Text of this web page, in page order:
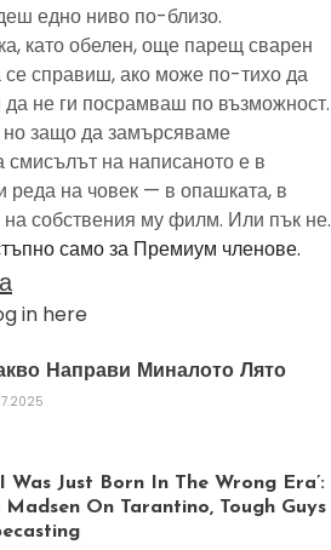
едно ниво по-близо.
като обелен, още парещ сварен
се справиш, ако може по-тихо да
не ги посрамваш по възможност.
защо да замърсяваме
на написаното е в
реда на човек — в опашката, в
на собствения му филм. Или пък не.
само за Премиум членове.
in here
Направи Миналото Лято
Was Just Born In The Wrong Era’:
Madsen On Tarantino, Tough Guys